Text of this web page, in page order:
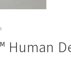
Human